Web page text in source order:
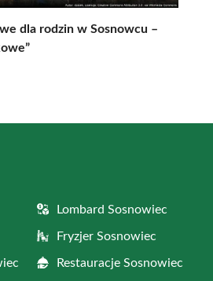
dla rodzin w Sosnowcu –
Lombard Sosnowiec
Fryzjer Sosnowiec
Restauracje Sosnowiec